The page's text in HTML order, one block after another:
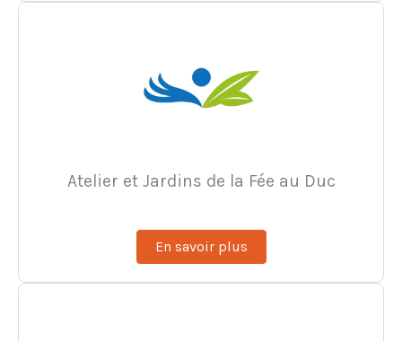
Atelier et Jardins de la Fée au Duc
En savoir plus